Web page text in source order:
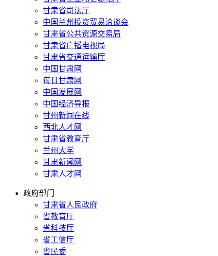
甘肃省司法厅
中国兰州投资贸易洽谈会
甘肃省公共资源交易局
甘肃省广播电视局
甘肃省交通运输厅
中国甘肃网
每日甘肃网
中国发展网
中国经济导报
甘州新闻在线
西北人才网
甘肃省教育厅
兰州大学
甘肃新闻网
甘肃人才网
政府部门
甘肃省人民政府
省教育厅
省科技厅
省工信厅
省民委